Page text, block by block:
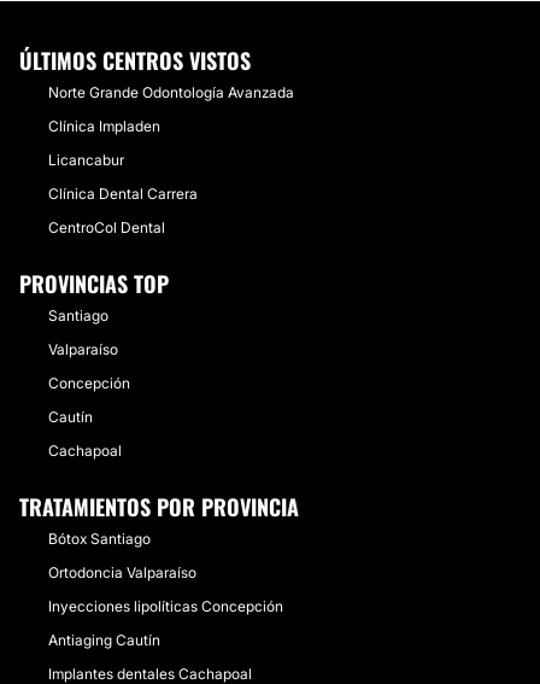
ÚLTIMOS CENTROS VISTOS
Norte Grande Odontología Avanzada
Clínica Impladen
​Licancabur
Clínica Dental Carrera
CentroCol Dental
PROVINCIAS TOP
Santiago
Valparaíso
Concepción
Cautín
Cachapoal
TRATAMIENTOS POR PROVINCIA
Bótox Santiago
Ortodoncia Valparaíso
Inyecciones lipolíticas Concepción
Antiaging Cautín
Implantes dentales Cachapoal